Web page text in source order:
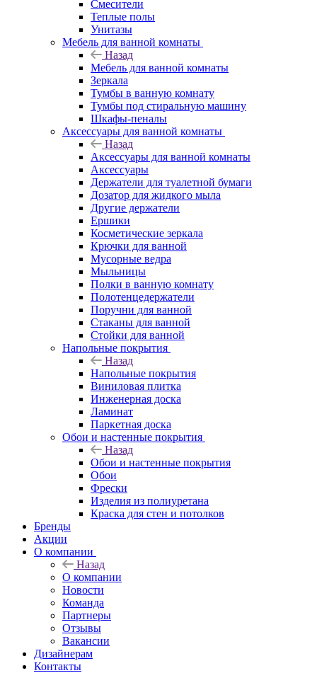
Смесители
Теплые полы
Унитазы
Мебель для ванной комнаты
Назад
Мебель для ванной комнаты
Зеркала
Тумбы в ванную комнату
Тумбы под стиральную машину
Шкафы-пеналы
Аксессуары для ванной комнаты
Назад
Аксессуары для ванной комнаты
Аксессуары
Держатели для туалетной бумаги
Дозатор для жидкого мыла
Другие держатели
Ершики
Косметические зеркала
Крючки для ванной
Мусорные ведра
Мыльницы
Полки в ванную комнату
Полотенцедержатели
Поручни для ванной
Стаканы для ванной
Стойки для ванной
Напольные покрытия
Назад
Напольные покрытия
Виниловая плитка
Инженерная доска
Ламинат
Паркетная доска
Обои и настенные покрытия
Назад
Обои и настенные покрытия
Обои
Фрески
Изделия из полиуретана
Краска для стен и потолков
Бренды
Акции
О компании
Назад
О компании
Новости
Команда
Партнеры
Отзывы
Вакансии
Дизайнерам
Контакты